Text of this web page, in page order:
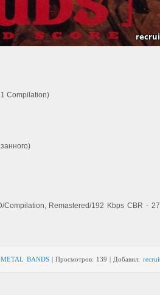
Compilation)
Compilation, Remastered/192 Kbps CBR -
BANDS | Просмотров: 139 | Добавил: